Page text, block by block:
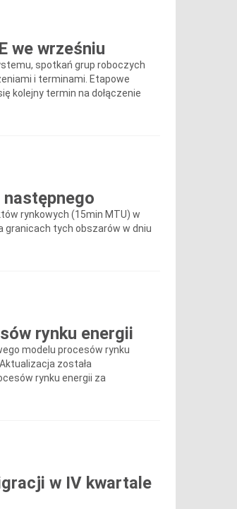
we wrześniu
spotkań grup roboczych
i terminami. Etapowe
kolejny termin na dołączenie
rynkowych (15min MTU) w
granicach tych obszarów w dniu
rynku energii
modelu procesów rynku
została
rynku energii za
w IV kwartale